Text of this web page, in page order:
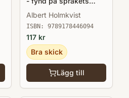
Albert Holmkvist
ISBN: 9789178446094
117 kr
Bra skick
Lägg till